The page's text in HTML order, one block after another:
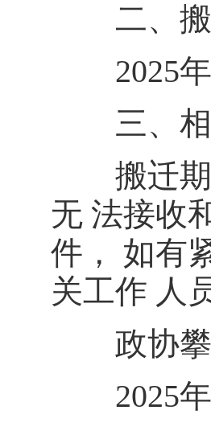
二、搬
2025年
三、相
搬迁期
无 法接收
件， 如有
关工作 人
政协攀
2025年